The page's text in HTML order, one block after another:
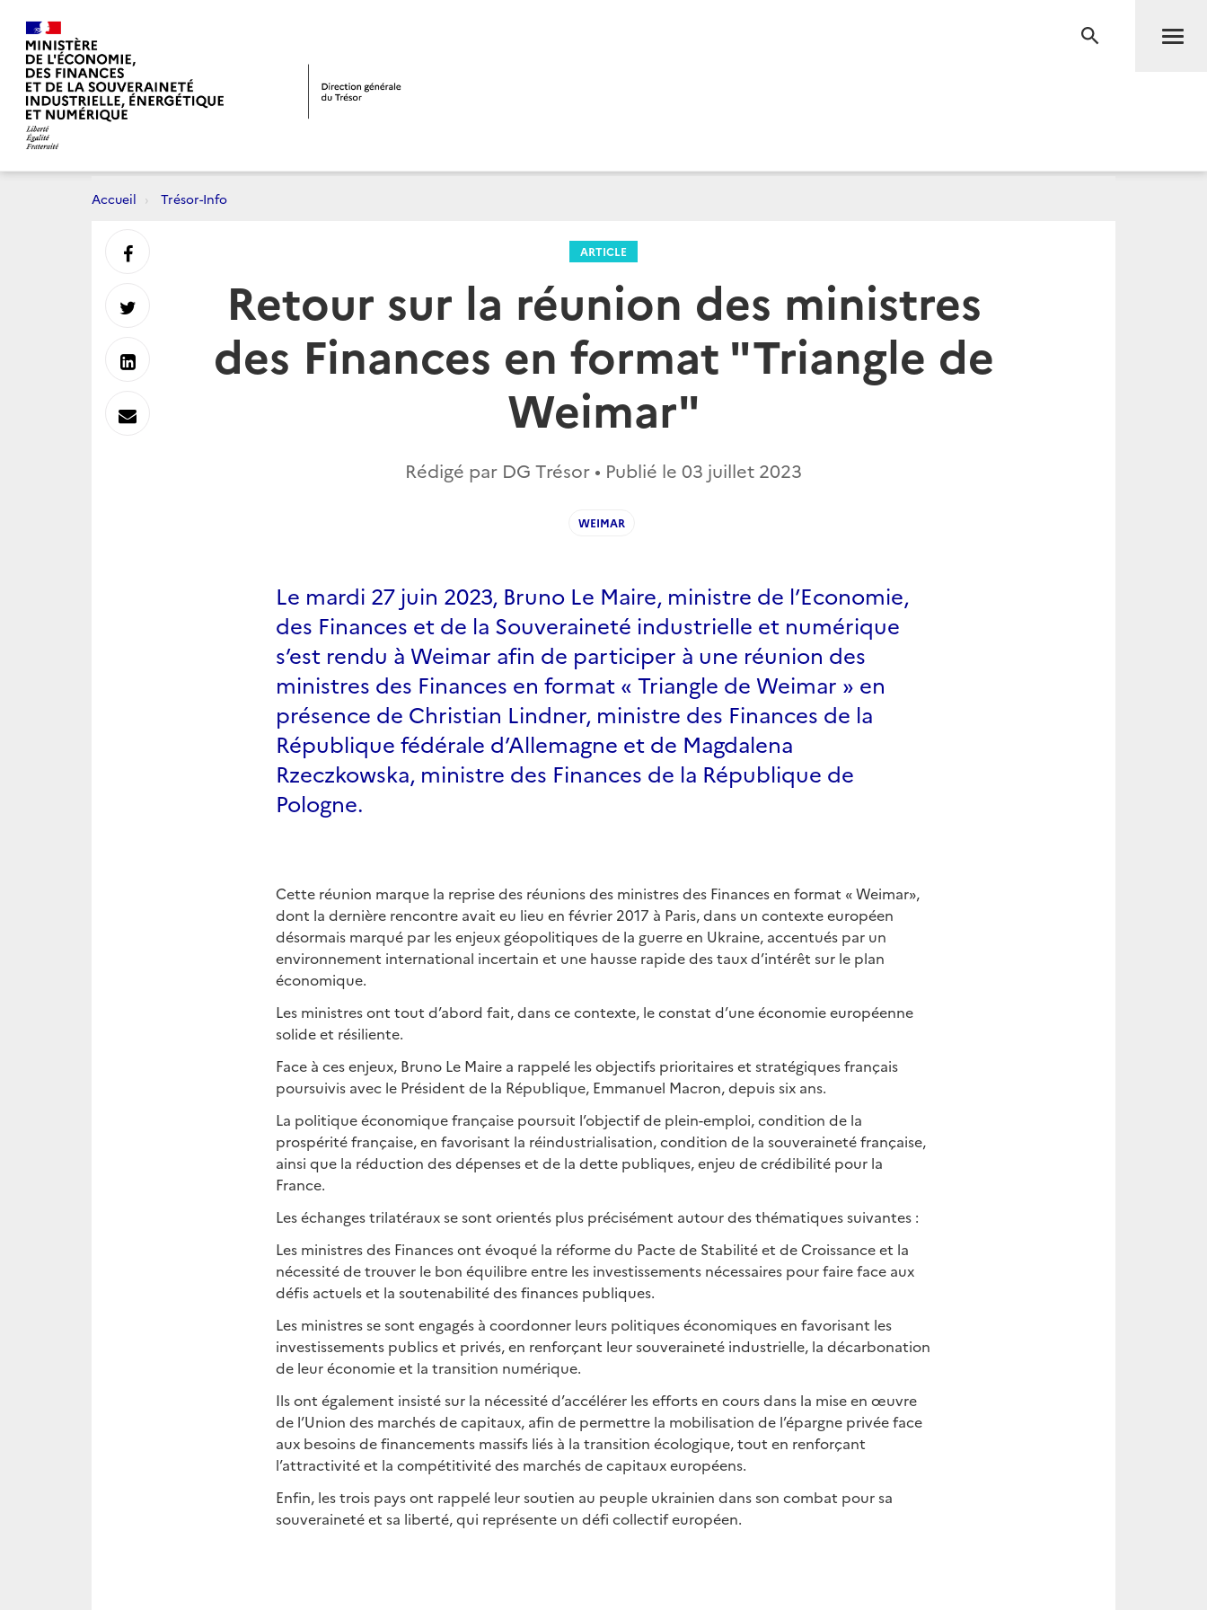
RECHERCHE
Accueil Trésor-Info
ARTICLE
Retour sur la réunion des ministres
des Finances en format "Triangle de
Weimar"
Rédigé par DG Trésor • Publié le 03 juillet 2023
WEIMAR
Le mardi 27 juin 2023, Bruno Le Maire, ministre de l’Economie,
des Finances et de la Souveraineté industrielle et numérique
s’est rendu à Weimar afin de participer à une réunion des
ministres des Finances en format « Triangle de Weimar » en
présence de Christian Lindner, ministre des Finances de la
République fédérale d’Allemagne et de Magdalena
Rzeczkowska, ministre des Finances de la République de
Pologne.
Cette réunion marque la reprise des réunions des ministres des Finances en format « Weimar»,
dont la dernière rencontre avait eu lieu en février 2017 à Paris, dans un contexte européen
désormais marqué par les enjeux géopolitiques de la guerre en Ukraine, accentués par un
environnement international incertain et une hausse rapide des taux d’intérêt sur le plan
économique.
Les ministres ont tout d’abord fait, dans ce contexte, le constat d’une économie européenne
solide et résiliente.
Face à ces enjeux, Bruno Le Maire a rappelé les objectifs prioritaires et stratégiques français
poursuivis avec le Président de la République, Emmanuel Macron, depuis six ans.
La politique économique française poursuit l’objectif de plein-emploi, condition de la
prospérité française, en favorisant la réindustrialisation, condition de la souveraineté française,
ainsi que la réduction des dépenses et de la dette publiques, enjeu de crédibilité pour la
France.
Les échanges trilatéraux se sont orientés plus précisément autour des thématiques suivantes :
Les ministres des Finances ont évoqué la réforme du Pacte de Stabilité et de Croissance et la
nécessité de trouver le bon équilibre entre les investissements nécessaires pour faire face aux
défis actuels et la soutenabilité des finances publiques.
Les ministres se sont engagés à coordonner leurs politiques économiques en favorisant les
investissements publics et privés, en renforçant leur souveraineté industrielle, la décarbonation
de leur économie et la transition numérique.
Ils ont également insisté sur la nécessité d’accélérer les efforts en cours dans la mise en œuvre
de l’Union des marchés de capitaux, afin de permettre la mobilisation de l’épargne privée face
aux besoins de financements massifs liés à la transition écologique, tout en renforçant
l’attractivité et la compétitivité des marchés de capitaux européens.
Enfin, les trois pays ont rappelé leur soutien au peuple ukrainien dans son combat pour sa
souveraineté et sa liberté, qui représente un défi collectif européen.
Partager
sur
Partager
sur
Partager
sur
Envoyer